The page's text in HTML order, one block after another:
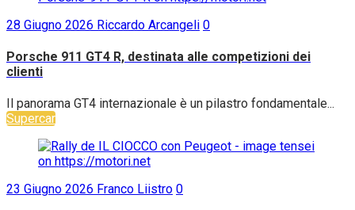
28 Giugno 2026 Riccardo Arcangeli 0
Porsche 911 GT4 R, destinata alle competizioni dei
clienti
Il panorama GT4 internazionale è un pilastro fondamentale...
Supercar
23 Giugno 2026 Franco Liistro 0